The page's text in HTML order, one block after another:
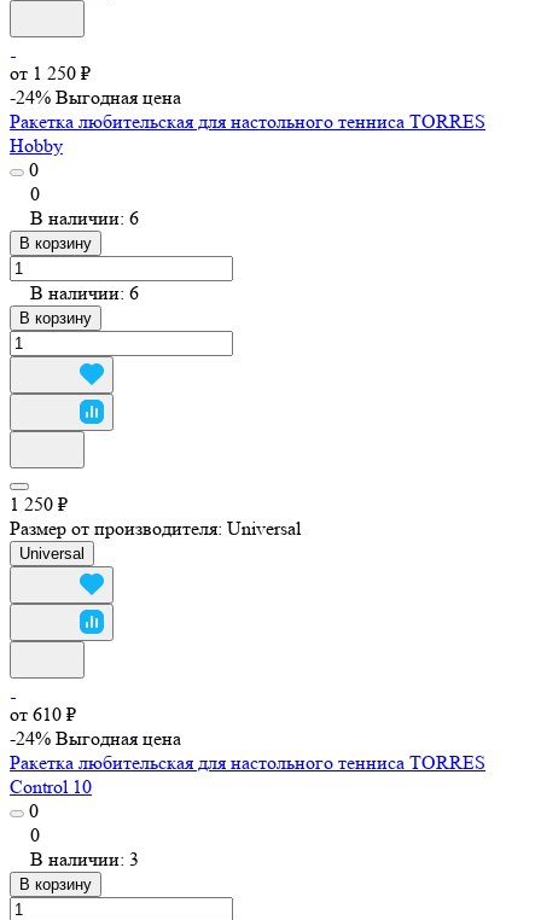
от 1 250 ₽
-24% Выгодная цена
Ракетка любительская для настольного тенниса TORRES
Hobby
0
0
В наличии: 6
В корзину
В наличии: 6
В корзину
1 250 ₽
Размер от производителя: Universal
Universal
от 610 ₽
-24% Выгодная цена
Ракетка любительская для настольного тенниса TORRES
Control 10
0
0
В наличии: 3
В корзину